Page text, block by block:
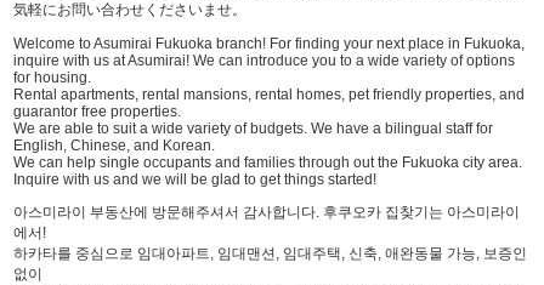
気軽にお問い合わせくださいませ。
Welcome to Asumirai Fukuoka branch! For finding your next place in Fukuoka,
inquire with us at Asumirai! We can introduce you to a wide variety of options
for housing.
Rental apartments, rental mansions, rental homes, pet friendly properties, and
guarantor free properties.
We are able to suit a wide variety of budgets. We have a bilingual staff for
English, Chinese, and Korean.
We can help single occupants and families through out the Fukuoka city area.
Inquire with us and we will be glad to get things started!
아스미라이 부동산에 방문해주셔서 감사합니다. 후쿠오카 집찾기는 아스미라이
에서!
하카타를 중심으로 임대아파트, 임대맨션, 임대주택, 신축, 애완동물 가능, 보증인
없이